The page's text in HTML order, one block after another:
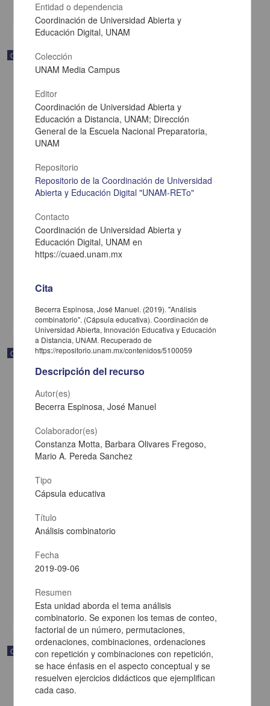
Objeto de aprendizaje
Sistemas de desigualdades
Becerra Espinosa, José Manuel - Coordinación de Universidad
Abierta y Educación a Distancia, UNAM; Dirección General de la
Multidisciplina
Objeto de aprendizaje
Álgebra y modelado de funciones
Abierta y Educación a Distancia, UNAM; Dirección General de la
Escuela Nacional Preparatoria, UNAM
2019-09-06
Objeto de aprendizaje
Entidad o dependencia
Coordinación de Universidad Abierta y
Educación Digital, UNAM
Colección
UNAM Media Campus
Editor
Coordinación de Universidad Abierta y
Educación a Distancia, UNAM; Dirección
General de la Escuela Nacional Preparatoria,
UNAM
Repositorio
Repositorio de la Coordinación de Universidad
Abierta y Educación Digital "UNAM-RETo"
Contacto
Coordinación de Universidad Abierta y
Educación Digital, UNAM en
https://cuaed.unam.mx
Cita
Becerra Espinosa, José Manuel. (2019). "Análisis
combinatorio". (Cápsula educativa). Coordinación de
Universidad Abierta, Innovación Educativa y Educación
a Distancia, UNAM. Recuperado de
https://repositorio.unam.mx/contenidos/5100059
Descripción del recurso
Autor(es)
Becerra Espinosa, José Manuel
Colaborador(es)
Constanza Motta, Barbara Olivares Fregoso,
Mario A. Pereda Sanchez
Tipo
Cápsula educativa
Título
Análisis combinatorio
Fecha
2019-09-06
Resumen
Esta unidad aborda el tema análisis
combinatorio. Se exponen los temas de conteo,
factorial de un número, permutaciones,
ordenaciones, combinaciones, ordenaciones
con repetición y combinaciones con repetición,
se hace énfasis en el aspecto conceptual y se
resuelven ejercicios didácticos que ejemplifican
cada caso.